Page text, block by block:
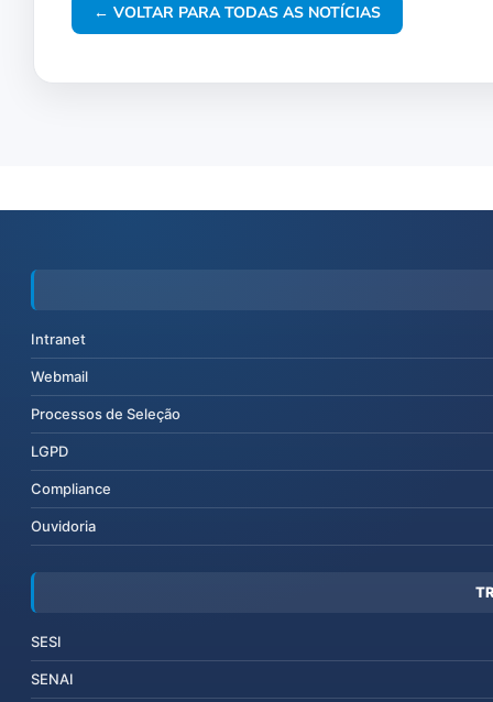
← VOLTAR PARA TODAS AS NOTÍCIAS
Intranet
Webmail
Processos de Seleção
LGPD
Compliance
Ouvidoria
SESI
SENAI